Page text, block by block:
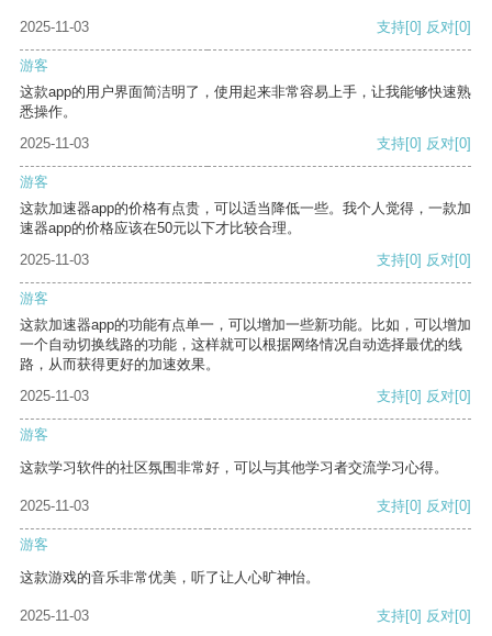
2025-11-03 支持[0] 反对[0]
游客
这款app的用户界面简洁明了，使用起来非常容易上手，让我能够快速熟
悉操作。
2025-11-03
支持[0] 反对[0]
游客
这款加速器app的价格有点贵，可以适当降低一些。我个人觉得，一款加
速器app的价格应该在50元以下才比较合理。
2025-11-03
支持[0] 反对[0]
游客
这款加速器app的功能有点单一，可以增加一些新功能。比如，可以增加
一个自动切换线路的功能，这样就可以根据网络情况自动选择最优的线
路，从而获得更好的加速效果。
2025-11-03
支持[0] 反对[0]
游客
这款学习软件的社区氛围非常好，可以与其他学习者交流学习心得。
2025-11-03 支持[0] 反对[0]
游客
这款游戏的音乐非常优美，听了让人心旷神怡。
2025-11-03 支持[0] 反对[0]